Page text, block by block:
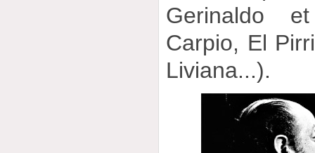
Gerinaldo
Carpio, El
Liviana...).